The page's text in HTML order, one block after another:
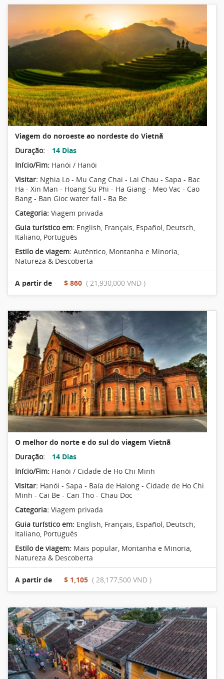
Viagem do noroeste ao nordeste do Vietnã
Duração:
14 Dias
Início/Fim: Hanói / Hanói
Visitar: Nghia Lo - Mu Cang Chai - Lai Chau - Sapa - Bac
Ha - Xin Man - Hoang Su Phi - Ha Giang - Meo Vac - Cao
Bang - Ban Gioc water fall - Ba Be
Categoria: Viagem privada
Guia turístico em: English, Français, Español, Deutsch,
Italiano, Português
Estilo de viagem: Autêntico Montanha e Minoria
Natureza & Descoberta
A partir de $ 860 ( 21,930,000 VND )
O melhor do norte e do sul do viagem Vietnã
Duração:
14 Dias
Início/Fim: Hanói / Cidade de Ho Chi Minh
Visitar: Hanói - Sapa - Baía de Halong - Cidade de Ho Chi
Minh - Cai Be - Can Tho - Chau Doc
Categoria: Viagem privada
Guia turístico em: English, Français, Español, Deutsch,
Italiano, Português
Estilo de viagem: Mais popular Montanha e Minoria
Natureza & Descoberta
A partir de $ 1,105 ( 28,177,500 VND )